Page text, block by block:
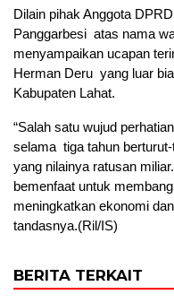
Dilain pihak Anggota
Panggarbesi atas nama
menyampaikan ucapan
Herman Deru yang luar
Kabupaten Lahat.
“Salah satu wujud
selama tiga tahun
yang nilainya ratusan
bemenfaat untuk
meningkatkan ekonomi
tandasnya.(Ril/IS)
BERITA TERKAIT